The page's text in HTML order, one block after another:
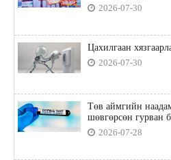
2026-07-30
Цахилгаан
2026-07-30
Төв аймгийн
шөвгөрсөн гурван
2026-07-28